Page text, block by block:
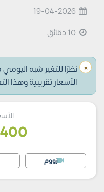
19-04-2026
× نظرًا للتغير شبه
الأسعار تقريبية وهذا
زووم